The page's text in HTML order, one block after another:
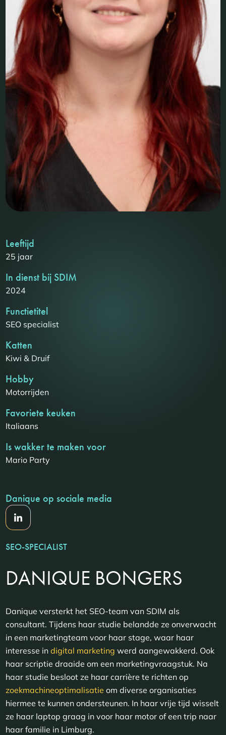
SEO-SPECIALIST
DANIQUE BONGERS
Danique versterkt het SEO-team van SDIM als
consultant. Tijdens haar studie belandde ze onverwacht
in een marketingteam voor haar stage, waar haar
interesse indigital marketing werd aangewakkerd. Ook
haar scriptie draaide om een marketingvraagstuk. Na
haar studie besloot ze haar carrière te richten op
zoekmachineoptimalisatie om diverse organisaties
hiermee te kunnen ondersteunen. In haar vrije tijd wisselt
ze haar laptop graag in voor haar motor of een trip naar
haar familie in Limburg.
Leeftijd
25 jaar
In dienst bij SDIM
2024
Functietitel
SEO specialist
Katten
Kiwi & Druif
Hobby
Motorrijden
Favoriete keuken
Italiaans
Is wakker te maken voor
Mario Party
Danique op sociale media